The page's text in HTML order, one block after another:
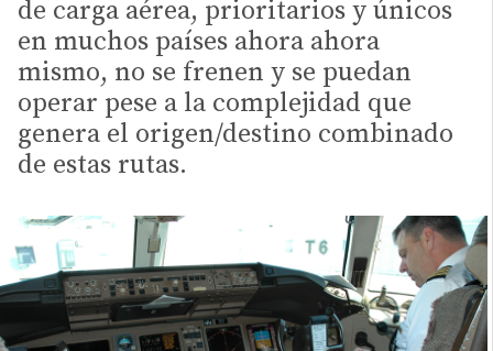
de carga aérea, prioritarios y únicos
en muchos países ahora ahora
mismo, no se frenen y se puedan
operar pese a la complejidad que
genera el origen/destino combinado
de estas rutas.